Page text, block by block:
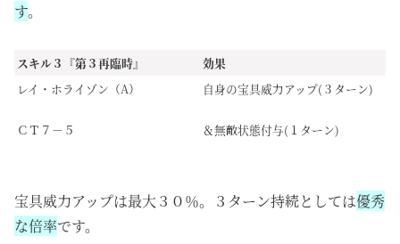
す。
スキル３『第３再臨時』
効果
レイ・ホライゾン（A）
ＣＴ７－５
自身の宝具威力アップ(３ターン)
＆無敵状態付与(１ターン)
宝具威力アップは最大３０％。３ターン持続としては優秀
な倍率です。